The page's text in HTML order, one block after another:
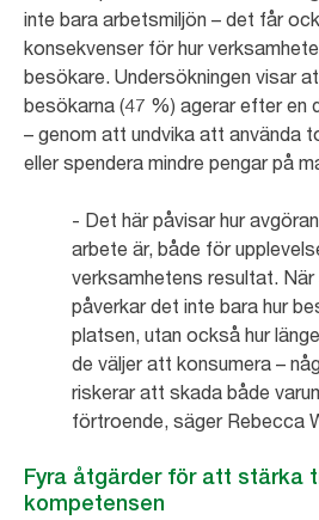
inte bara arbetsmiljön – det får
konsekvenser för hur
besökare. Undersökningen visar
besökarna (47 %) agerar efter en
– genom att undvika att använda
eller spendera mindre pengar på
- Det här påvisar hur
arbete är, både för
verksamhetens resultat.
påverkar det inte bara hur
platsen, utan också hur
de väljer att konsumera –
riskerar att skada både
förtroende, säger Rebecca
Fyra åtgärder för att stärka
kompetensen